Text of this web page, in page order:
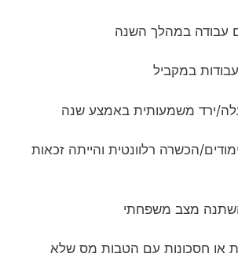
עבודה במהלך השנה
במקביל
ירד משמעותית באמצע שנה
הכשרה רלוונטית והייתה זכאות
השתנה מצב משפחתי
או חסכונות עם הטבות מס שלא